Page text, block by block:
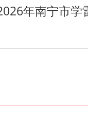
年南宁市学